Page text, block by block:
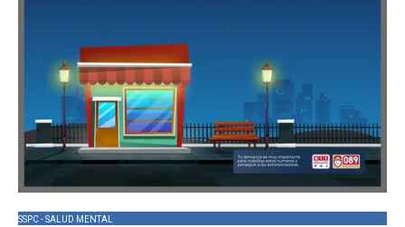
SSPC - SALUD MENTAL